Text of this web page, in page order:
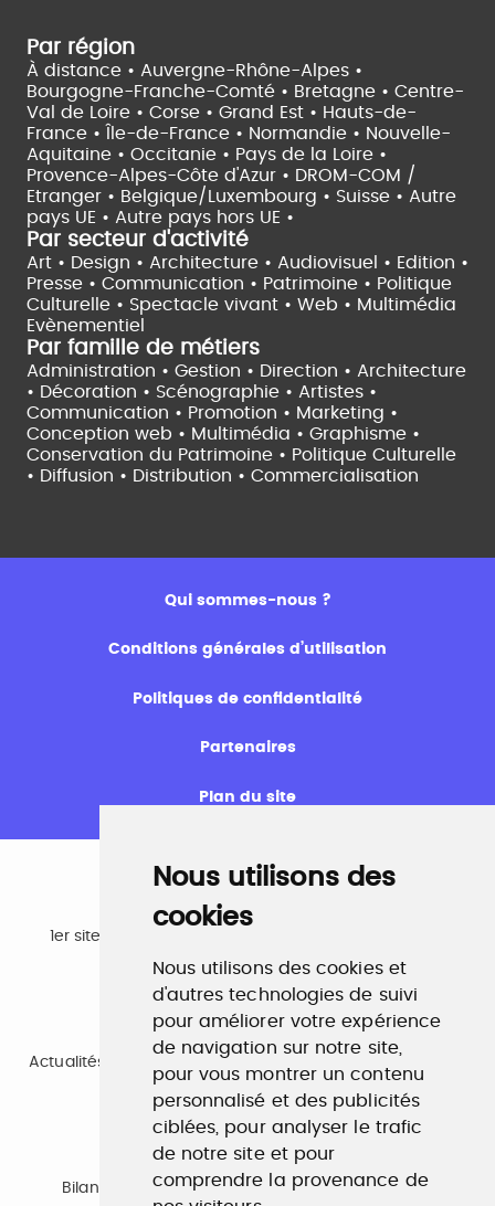
Nous utilisons des
cookies
Nous utilisons des cookies et
d'autres technologies de suivi
pour améliorer votre expérience
de navigation sur notre site,
pour vous montrer un contenu
personnalisé et des publicités
ciblées, pour analyser le trafic
de notre site et pour
comprendre la provenance de
Par région
À distance • Auvergne-Rhône-Alpes •
Bourgogne-Franche-Comté • Bretagne • Centre-
Val de Loire • Corse • Grand Est • Hauts-de-
France •
Île-de-France • Normandie • Nouvelle-
Aquitaine • Occitanie • Pays de la Loire •
Provence-Alpes-Côte d'Azur • DROM-COM /
Etranger • Belgique/Luxembourg • Suisse • Autre
pays UE • Autre pays hors UE •
Par secteur d'activité
Art • Design • Architecture • Audiovisuel • Edition •
Presse • Communication • Patrimoine • Politique
Culturelle • Spectacle vivant • Web • Multimédia
Evènementiel
Par famille de métiers
Administration • Gestion • Direction • Architecture
• Décoration • Scénographie • Artistes •
Communication • Promotion • Marketing •
Conception web • Multimédia • Graphisme •
Conservation du Patrimoine • Politique Culturelle
• Diffusion • Distribution • Commercialisation
Qui sommes-nous ?
Conditions générales d’utilisation
Politiques de confidentialité
Partenaires
Plan du site
Emploi
1er site emploi du secteur culturel 784.000 visites et
www.profilculture.com
Formation
Actualités, guide et annuaire des formations aux métiers
de la culture.
www.profilculture-formation.com
Accompagnement professionnel
Bilan de compétences, coaching, techniques de